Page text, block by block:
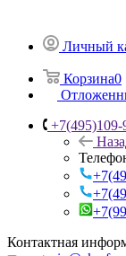
Личный
Корзина0
+7(495)109-
Контактная